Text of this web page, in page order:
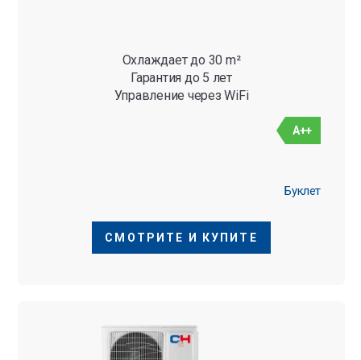
Охлаждает до 30 m²
Гарантия до 5 лет
Управление через WiFi
A++
Буклет
СМОТРИТЕ И КУПИТЕ